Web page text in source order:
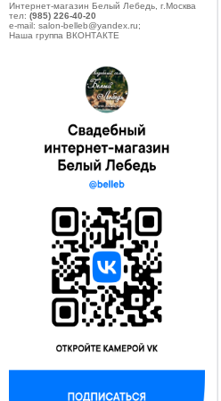
Интернет-магазин Белый Лебедь, г.Москва
тел: (985) 226-40-20
e-mail: salon-belleb@yandex.ru;
Наша группа ВКОНТАКТЕ